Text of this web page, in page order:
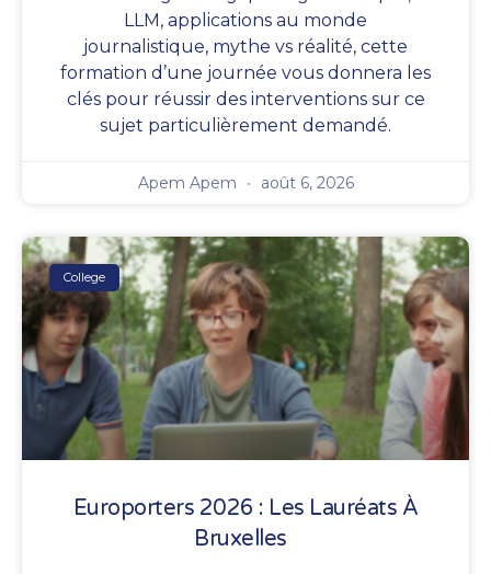
LLM, applications au monde
journalistique, mythe vs réalité, cette
formation d’une journée vous donnera les
clés pour réussir des interventions sur ce
sujet particulièrement demandé.
Apem Apem août 6, 2026
College
Europorters 2026 : Les Lauréats À
Bruxelles